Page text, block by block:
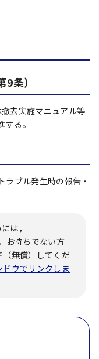
条）
去実施マニュアル等
る。
ラブル発生時の報告・
は，
お持ちでない方
無償）してくだ
ウでリンクしま